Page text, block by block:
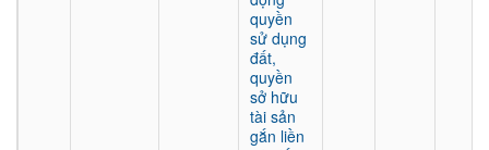
quyền
sử dụng
đất,
quyền
sở hữu
tài sản
gắn liền